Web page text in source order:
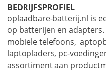
BEDRIJFSPROFIEL
oplaadbare-batterij.nl is
op batterijen en
mobiele telefoons,
laptopladers, pc-
assortiment aan